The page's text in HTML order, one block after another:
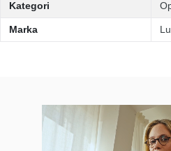
Kategori
Marka